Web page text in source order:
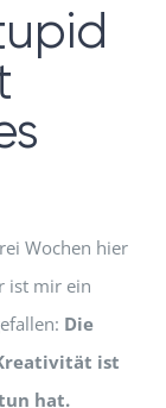
Wochen hier
ist mir ein
Die
ist
hat.